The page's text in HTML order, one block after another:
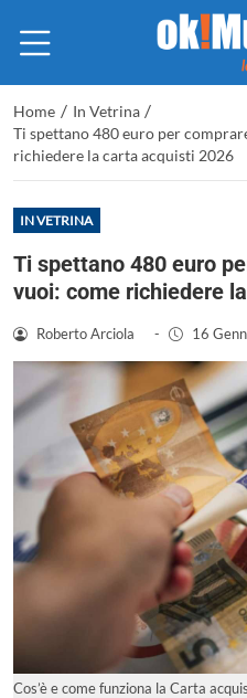
Home / In Vetrina /
Ti spettano 480 euro per
richiedere la carta acquisti 2026
IN VETRINA
Ti spettano 480 euro
vuoi: come richiedere
Roberto Arciola - 16
Cos’è e come funziona la Carta